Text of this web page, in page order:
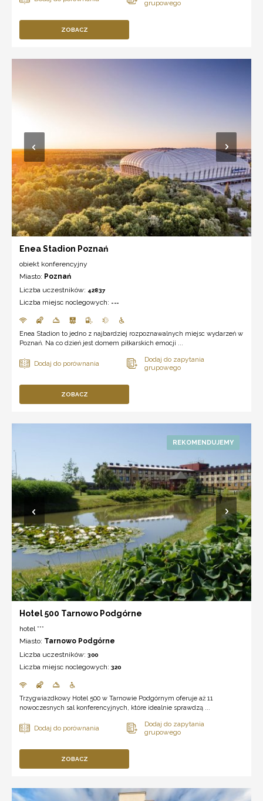
ZOBACZ
Enea Stadion Poznań
obiekt konferencyjny
Miasto: Poznań
Liczba uczestników: 42837
Liczba miejsc noclegowych: ---
Enea Stadion to jedno z najbardziej rozpoznawalnych miejsc wydarzeń w
Poznań. Na co dzień jest domem piłkarskich emocji ...
ZOBACZ
Hotel 500 Tarnowo Podgórne
hotel ***
Miasto: Tarnowo Podgórne
Liczba uczestników: 300
Liczba miejsc noclegowych: 320
Trzygwiazdkowy Hotel 500 w Tarnowie Podgórnym oferuje aż 11
nowoczesnych sal konferencyjnych, które idealnie sprawdzą ...
ZOBACZ